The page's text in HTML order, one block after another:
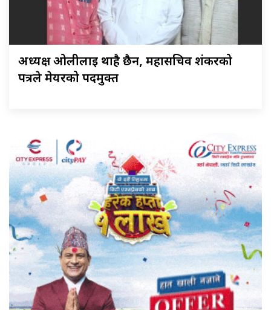
अध्यक्ष ओलीलाई थाहै छैन, महासचिव शंकरको
पत्रले मेयरको पदमुक्त